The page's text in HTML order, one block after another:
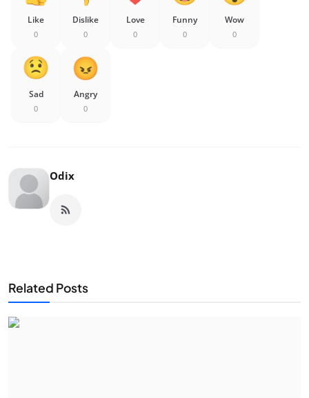
Like
0
Dislike
0
Love
0
Funny
0
Wow
0
Sad
0
Angry
0
Odix
Related Posts